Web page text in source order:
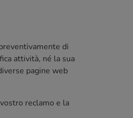
di
attività, né la sua
pagine web
reclamo e la